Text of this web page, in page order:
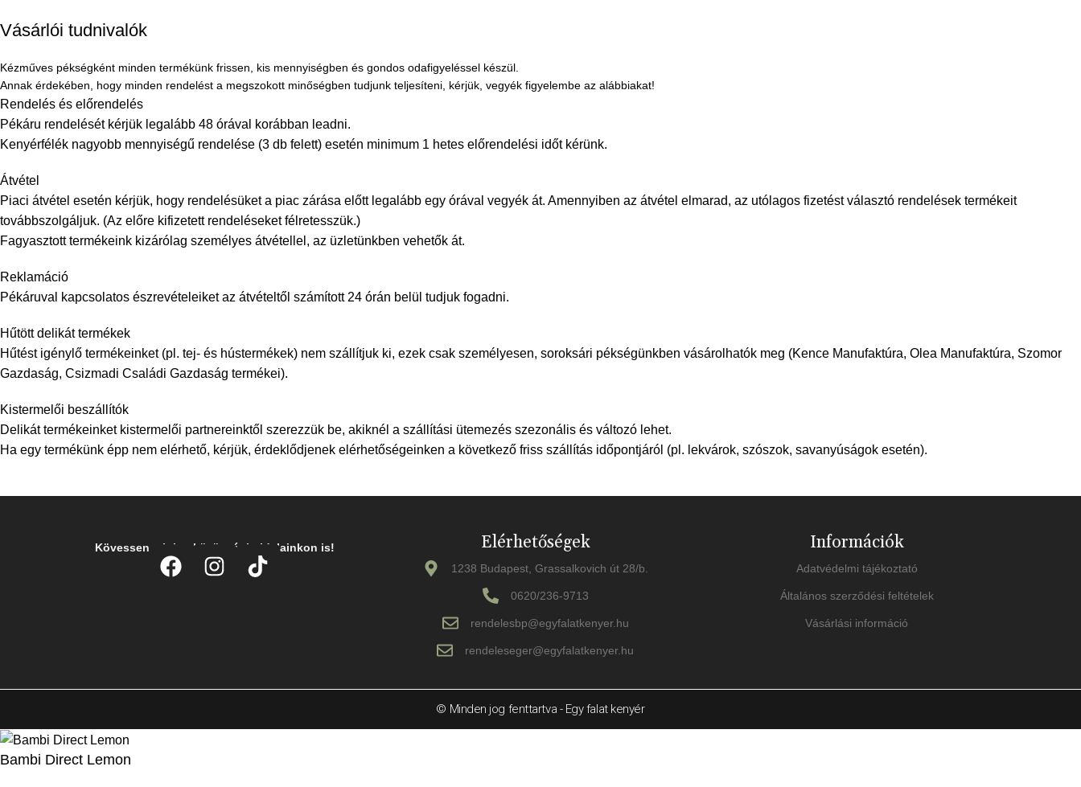
Vásárlói tudnivalók
Kézműves pékségként minden termékünk frissen, kis mennyiségben és gondos odafigyeléssel készül.
Annak érdekében, hogy minden rendelést a megszokott minőségben tudjunk teljesíteni, kérjük, vegyék figyelembe az alábbiakat!
Rendelés és előrendelés
Pékáru rendelését kérjük legalább 48 órával korábban leadni.
Kenyérfélék nagyobb mennyiségű rendelése (3 db felett) esetén minimum 1 hetes előrendelési időt kérünk.
Átvétel
Piaci átvétel esetén kérjük, hogy rendelésüket a piac zárása előtt legalább egy órával vegyék át. Amennyiben az átvétel elmarad, az utólagos fizetést választó rendelések termékeit
továbbszolgáljuk. (Az előre kifizetett rendeléseket félretesszük.)
Fagyasztott termékeink kizárólag személyes átvétellel, az üzletünkben vehetők át.
Reklamáció
Pékáruval kapcsolatos észrevételeiket az átvételtől számított 24 órán belül tudjuk fogadni.
Hűtött delikát termékek
Hűtést igénylő termékeinket (pl. tej- és hústermékek) nem szállítjuk ki, ezek csak személyesen, soroksári pékségünkben vásárolhatók meg (Kence Manufaktúra, Olea Manufaktúra, Szomor
Gazdaság, Csizmadi Családi Gazdaság termékei).
Kistermelői beszállítók
Delikát termékeinket kistermelői partnereinktől szerezzük be, akiknél a szállítási ütemezés szezonális és változó lehet.
Ha egy termékünk épp nem elérhető, kérjük, érdeklődjenek elérhetőségeinken a következő friss szállítás időpontjáról (pl. lekvárok, szószok, savanyúságok esetén).
Kövessen minket közösségi oldalainkon is! Elérhetőségek
1238 Budapest, Grassalkovich út 28/b.
0620/236-9713
rendelesbp@egyfalatkenyer.hu
rendeleseger@egyfalatkenyer.hu
Információk
Adatvédelmi tájékoztató
Általános szerződési feltételek
Vásárlási információ
© Minden jog fenttartva - Egy falat kenyér
Bambi Direct Lemon